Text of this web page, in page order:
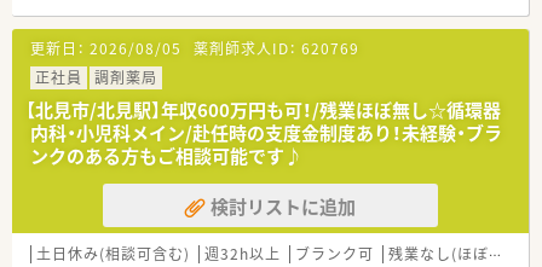
■JR西北見駅から20分、車4分程 昭和通り沿いにある調剤薬局
です。
■スタイリッシュな外観が印象的な新しくきれいな薬局です。
■薬剤師6名体制の大型店で、耳鼻咽喉科専門病院からの処方せ
んをメインに応需しています。
〈企業紹介〉
■全国に400店舗以上展開する大手調剤薬局です。
地域密着型店舗の割合が76.8%と高く、地域の人々の暮らしや
人生に寄り添う地域に根付いた薬局展開を行っています。
■ご主人の転勤などがあっても、退職することなく店舗異動のご
相談も可能です！
更新日： 2026/08/05 薬剤師求人ID： 620769
正社員
調剤薬局
【北見市/北見駅】年収600万円も可！/残業ほぼ無し☆循環器
内科・小児科メイン/赴任時の支度金制度あり！未経験・ブラ
ンクのある方もご相談可能です♪
検討リストに追加
土日休み(相談可含む) 週32h以上 ブランク可 残業なし(ほぼなし含む)